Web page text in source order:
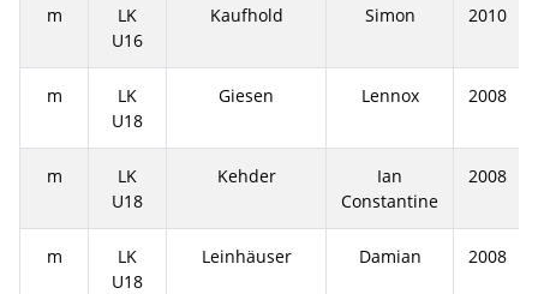
m
LK
U16
Kaufhold Simon 2010
m
LK
U18
Giesen Lennox 2008
m
LK
U18
Kehder
Ian
Constantine
2008
m
LK
U18
Leinhäuser Damian 2008